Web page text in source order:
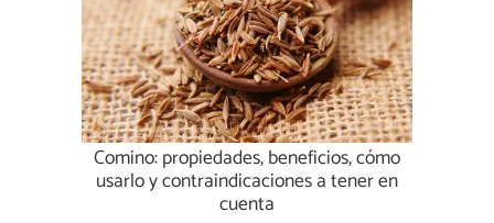
Comino: propiedades, beneficios, cómo
usarlo y contraindicaciones a tener en
cuenta